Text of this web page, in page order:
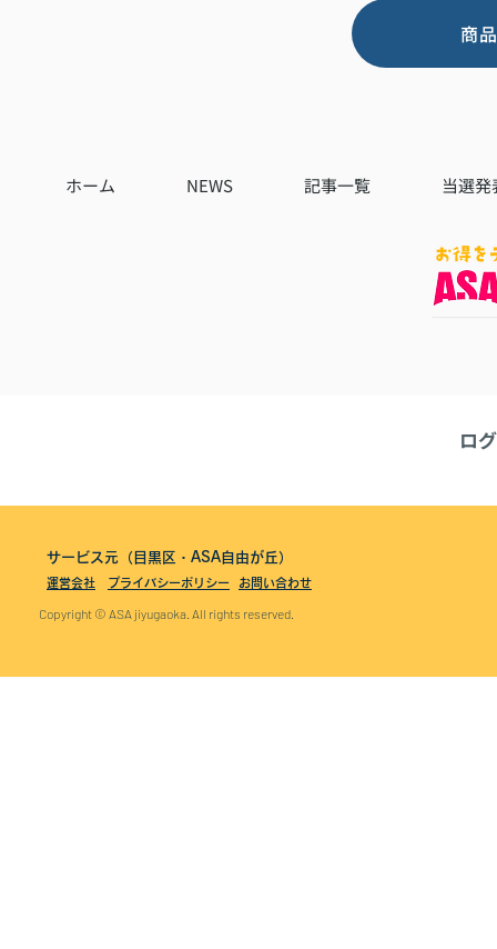
商
ホーム NEWS 記事一覧 当選発
ロ
サービス元（目黒区・ASA自由が丘）
運営会社 プライバシーポリシー お問い合わせ
Copyright © ASA jiyugaoka. All rights reserved.